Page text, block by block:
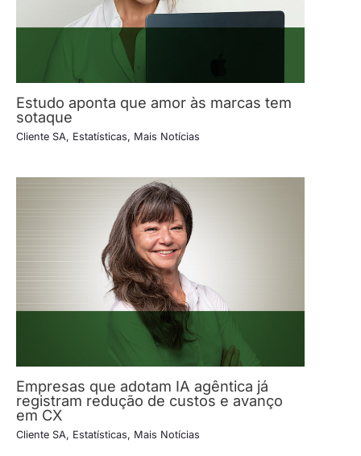
Estudo aponta que amor às marcas tem
sotaque
Cliente SA, Estatísticas, Mais Notícias
Empresas que adotam IA agêntica já
registram redução de custos e avanço
em CX
Cliente SA, Estatísticas, Mais Notícias